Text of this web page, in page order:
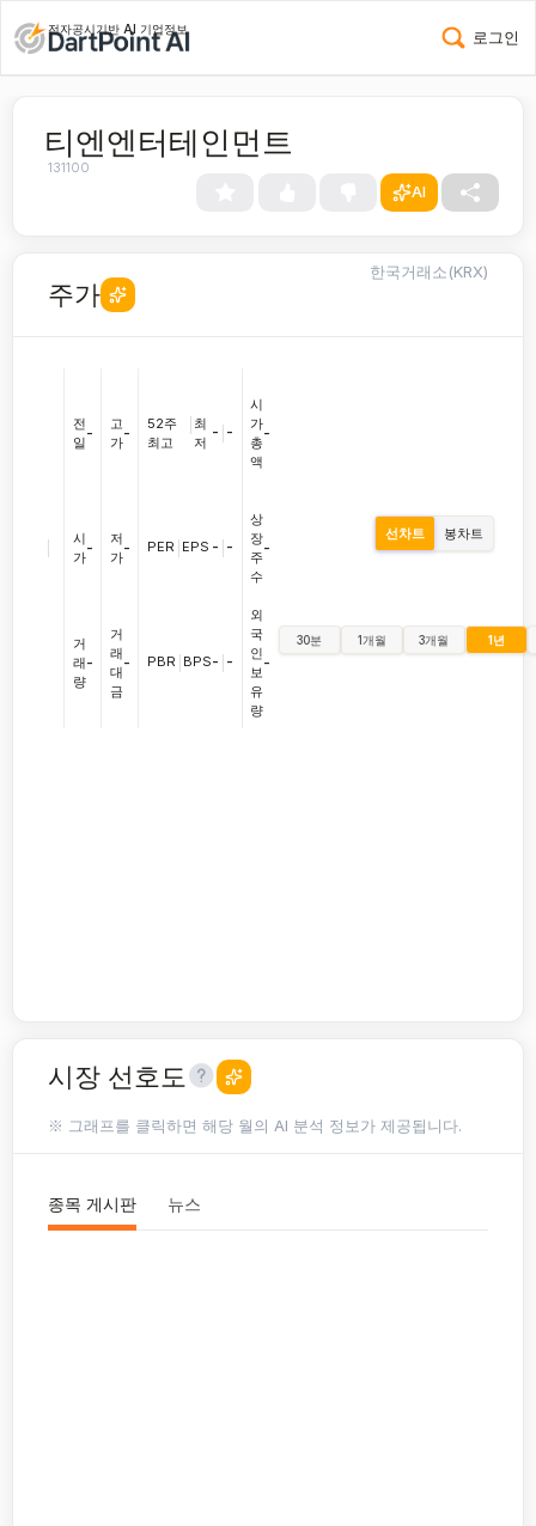
전자공시기반 AI 기업정보 로그인
티엔엔터테인먼트
131100
AI
주가
한국거래소(KRX)
전
일
-
시
가
-
거
래
량
-
고
가
-
저
가
-
거
래
대
금
-
52주
최고
최
저
- -
PER EPS - -
PBR BPS- -
시
가
총
액
-
상
장
주
수
-
외
국
인
보
유
량
-
선차트 봉차트
30분 1개월 3개월 1년
시장 선호도
※ 그래프를 클릭하면 해당 월의 AI 분석 정보가 제공됩니다.
종목 게시판 뉴스